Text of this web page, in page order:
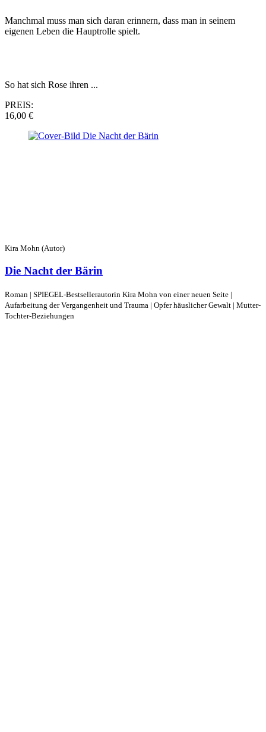
Manchmal muss man sich daran erinnern, dass man in seinem
eigenen Leben die Hauptrolle spielt.
So hat sich Rose ihren ...
PREIS:
16,00 €
Kira Mohn (Autor)
Die Nacht der Bärin
Roman | SPIEGEL-Bestsellerautorin Kira Mohn von einer neuen Seite |
Aufarbeitung der Vergangenheit und Trauma | Opfer häuslicher Gewalt | Mutter-
Tochter-Beziehungen